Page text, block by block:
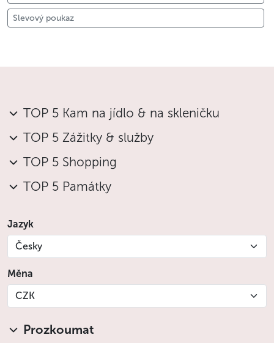
Slevový poukaz
TOP 5 Kam na jídlo & na skleničku
TOP 5 Zážitky & služby
TOP 5 Shopping
TOP 5 Památky
Jazyk
Česky
Měna
CZK
Prozkoumat